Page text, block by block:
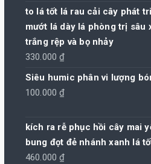
to lá tốt lá rau cải cây phát
mướt lá dày lá phòng trị sâu
trắng rệp và bọ nhảy
330.000₫
Siêu humic phân vi lượng
100.000₫
kích ra rễ phục hồi cây mai
bung đọt đẻ nhánh xanh lá
460.000₫